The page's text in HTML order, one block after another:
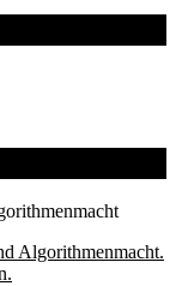
Algorithmenmacht.